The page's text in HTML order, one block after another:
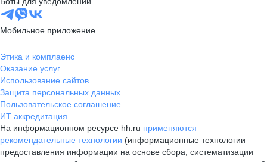
Мобильное приложение
Этика и комплаенс
Оказание услуг
Использование сайтов
Защита персональных данных
Пользовательское соглашение
ИТ аккредитация
На информационном ресурсе hh.ru применяются
рекомендательные технологии (информационные технологии
предоставления информации на основе сбора, систематизации